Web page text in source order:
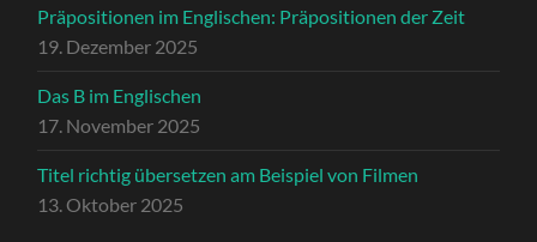
Präpositionen im Englischen: Präpositionen der Zeit
19. Dezember 2025
Das B im Englischen
17. November 2025
Titel richtig übersetzen am Beispiel von Filmen
13. Oktober 2025